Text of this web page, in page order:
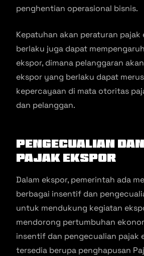
penghentian operasional bisnis.
Kepatuhan akan peraturan pajak
berlaku juga dapat
ekspor, dimana pelanggaran
ekspor yang berlaku dapat
kepercayaan di mata otoritas
dan pelanggan.
Pengecualian
Pajak Ekspor
Dalam ekspor, pemerintah ada
berbagai insentif dan
untuk mendukung kegiatan
mendorong pertumbuhan
insentif dan pengecualian pajak
tersedia berupa penghapusan